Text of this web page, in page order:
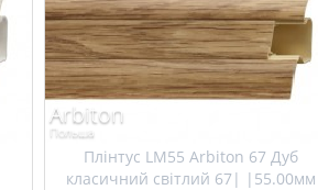
Плінтус LM55 Arbiton 67 Дуб
класичний світлий 67| |55.00мм
Arbiton
Польша